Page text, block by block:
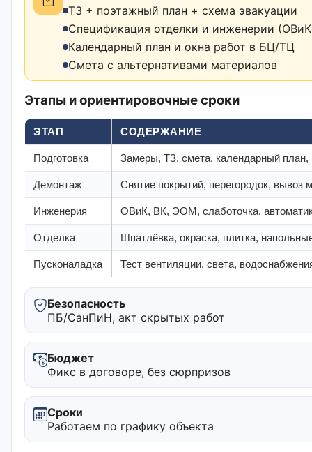
ТЗ + поэтажный план + схема эвакуации
Спецификация отделки и инженерии
Календарный план и окна работ в БЦ/ТЦ
Смета с альтернативами материалов
Этапы и ориентировочные сроки
ЭТАП СОДЕРЖАНИЕ
Подготовка Замеры, ТЗ, смета, календарный план,
Демонтаж Снятие покрытий, перегородок, вывоз
Инженерия ОВиК, ВК, ЭОМ, слаботочка,
Отделка Шпатлёвка, окраска, плитка,
Пусконаладка Тест вентиляции, света,
Безопасность
ПБ/СанПиН, акт скрытых работ
Бюджет
Фикс в договоре, без сюрпризов
Сроки
Работаем по графику объекта